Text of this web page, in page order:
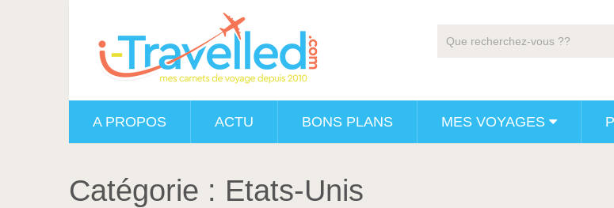
A PROPOS ACTU BONS PLANS MES VOYAGES
Catégorie : Etats-Unis